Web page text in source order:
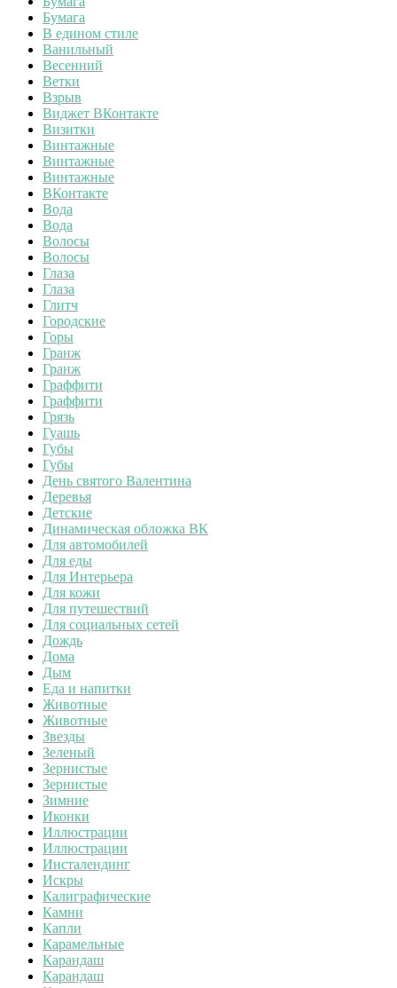
Бумага
В едином стиле
Ванильный
Весенний
Ветки
Взрыв
Виджет ВКонтакте
Визитки
Винтажные
Винтажные
Винтажные
ВКонтакте
Вода
Вода
Волосы
Волосы
Глаза
Глаза
Глитч
Городские
Горы
Гранж
Гранж
Граффити
Граффити
Грязь
Гуашь
Губы
Губы
День святого Валентина
Деревья
Детские
Динамическая обложка ВК
Для автомобилей
Для еды
Для Интерьера
Для кожи
Для путешествий
Для социальных сетей
Дождь
Дома
Дым
Еда и напитки
Животные
Животные
Звезды
Зеленый
Зернистые
Зернистые
Зимние
Иконки
Иллюстрации
Иллюстрации
Инсталендинг
Искры
Калиграфические
Камни
Капли
Карамельные
Карандаш
Карандаш